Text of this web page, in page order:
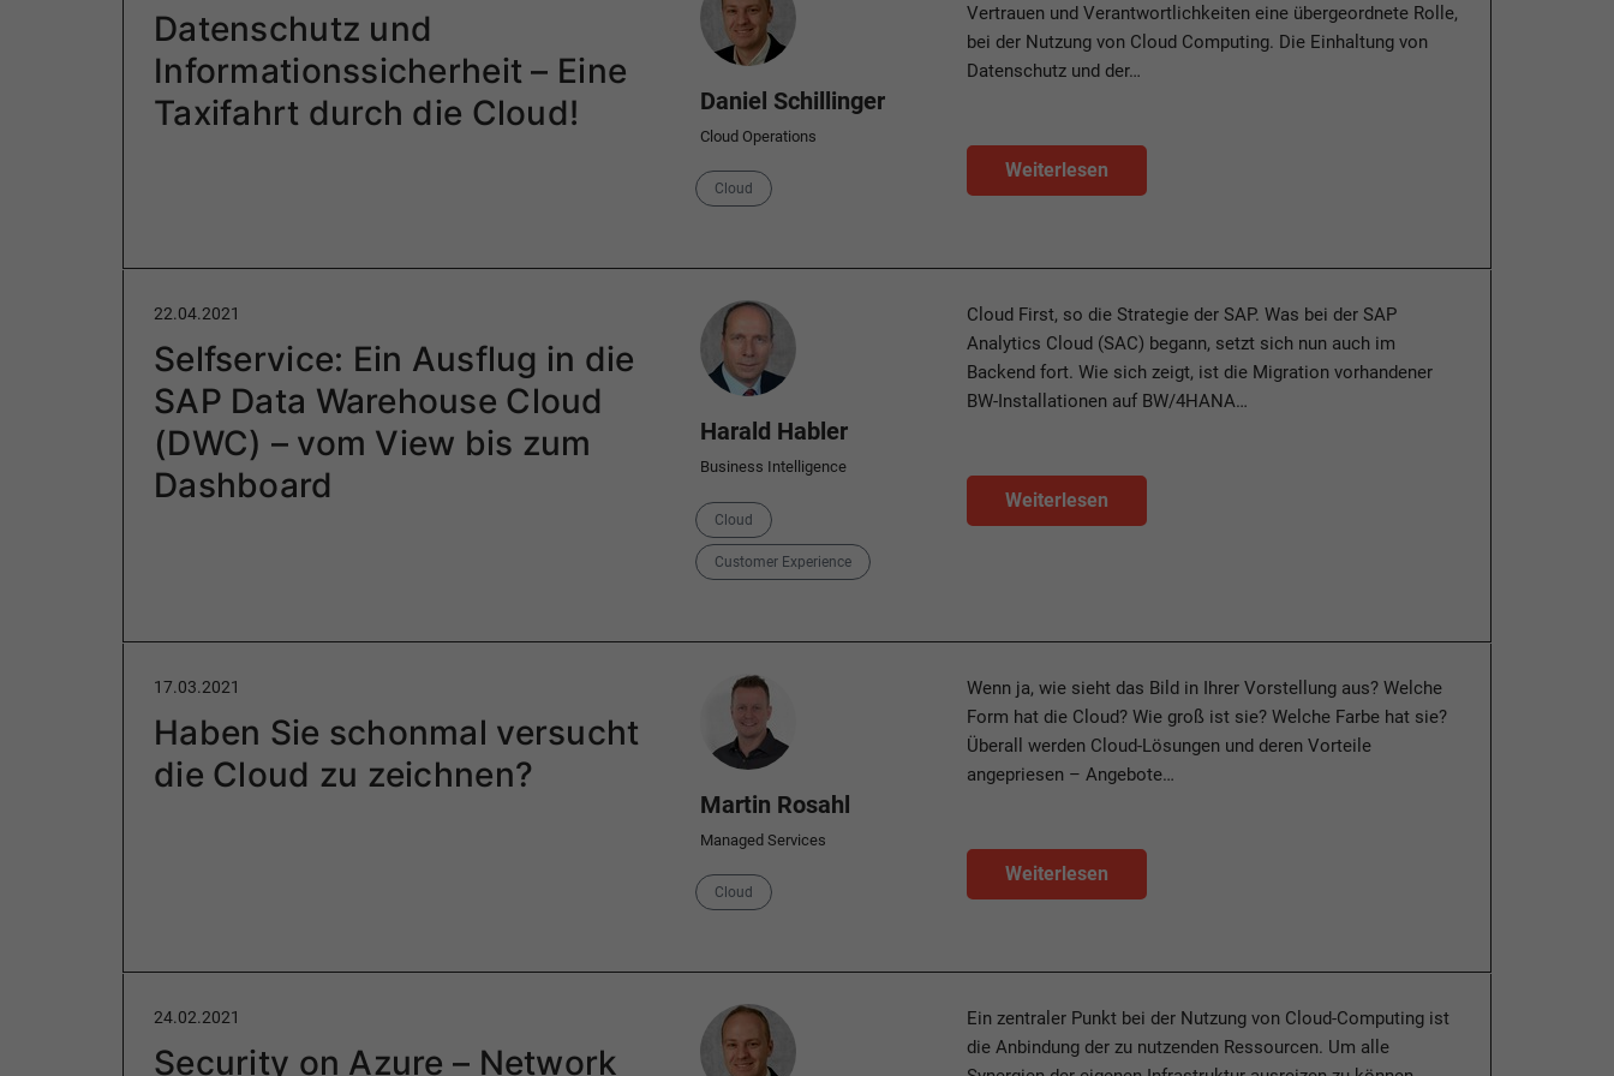
Datenschutz und
Informationssicherheit – Eine
Taxifahrt durch die Cloud!
Daniel Schillinger
Cloud Operations
Category
Cloud
Vertrauen und Verantwortlichkeiten eine übergeordnete Rolle,
bei der Nutzung von Cloud Computing. Die Einhaltung von
Datenschutz und der…
Weiterlesen
22.04.2021
Selfservice: Ein Ausflug in die
SAP Data Warehouse Cloud
(DWC) – vom View bis zum
Dashboard
Author
Harald Habler
Business Intelligence
Categories
Cloud
Customer Experience
Cloud First, so die Strategie der SAP. Was bei der SAP
Analytics Cloud (SAC) begann, setzt sich nun auch im
Backend fort. Wie sich zeigt, ist die Migration vorhandener
BW-Installationen auf BW/4HANA…
Weiterlesen
17.03.2021
Haben Sie schonmal versucht
die Cloud zu zeichnen?
Author
Martin Rosahl
Managed Services
Category
Cloud
Wenn ja, wie sieht das Bild in Ihrer Vorstellung aus? Welche
Form hat die Cloud? Wie groß ist sie? Welche Farbe hat sie?
Überall werden Cloud-Lösungen und deren Vorteile
angepriesen – Angebote…
Weiterlesen
24.02.2021
Security on Azure – Network
Author
Ein zentraler Punkt bei der Nutzung von Cloud-Computing ist
die Anbindung der zu nutzenden Ressourcen. Um alle